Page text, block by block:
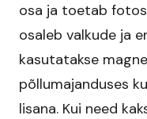
osa ja toetab
osaleb valkude ja
kasutatakse
põllumajanduses
lisana. Kui need